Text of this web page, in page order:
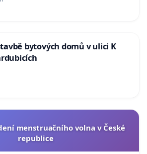
bytových domů v ulici K
menstruačního volna v České
republice